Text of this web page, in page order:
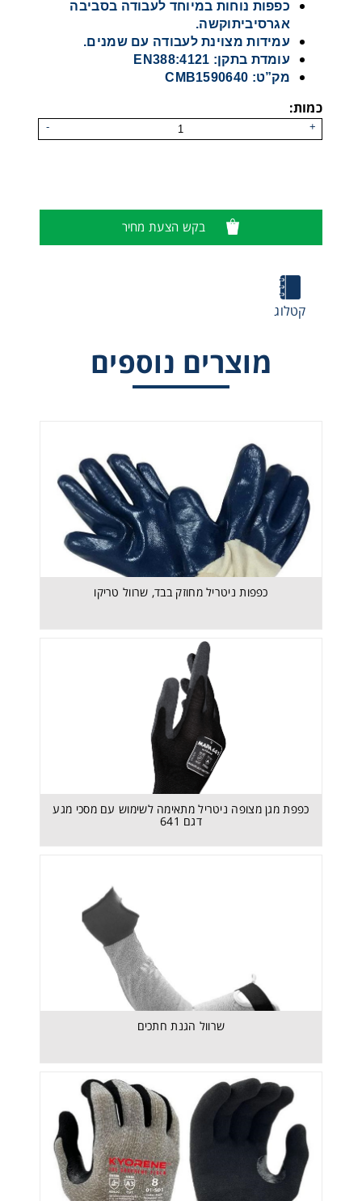
כפפות נוחות במיוחד לעבודה בסביבה
אגרסיביתוקשה.
עמידות מצוינת לעבודה עם שמנים.
עומדת בתקן: EN388:4121
מק”ט: CMB1590640
כמות:
+
-
בקש הצעת מחיר
קטלוג
מוצרים נוספים
כפפות ניטריל מחוזק בבד, שרוול טריקו
כפפת מגן מצופה ניטריל מתאימה לשימוש עם מסכי מגע
דגם 641
שרוול הגנת חתכים
כפפות ניטריל מחוזק בבד, שרוול טריקו
כפפות עבודה להגנת חתכים דגם Kyorene 501-01